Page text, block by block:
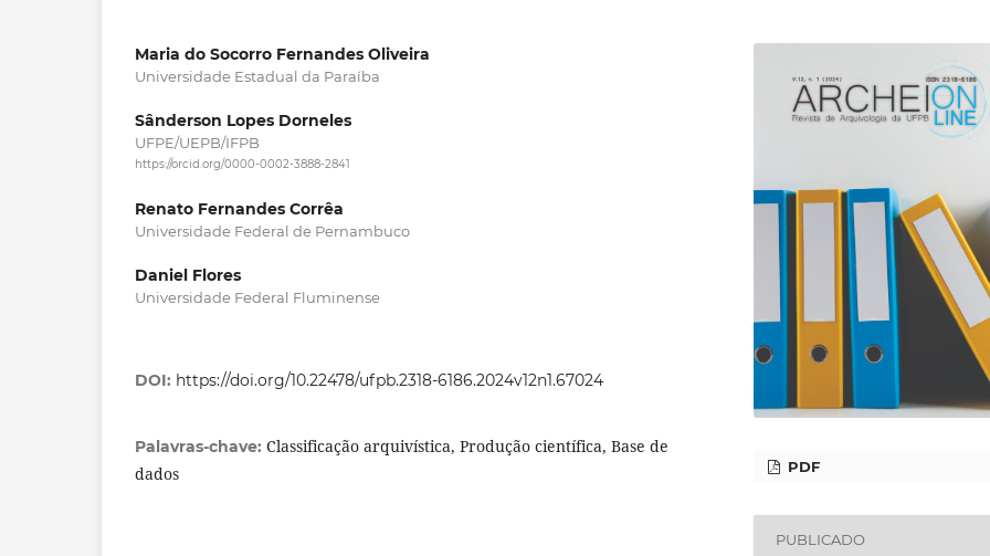
Maria do Socorro Fernandes Oliveira
Universidade Estadual da Paraíba
Sânderson Lopes Dorneles
UFPE/UEPB/IFPB
https://orcid.org/0000-0002-3888-2841
Renato Fernandes Corrêa
Universidade Federal de Pernambuco
Daniel Flores
Universidade Federal Fluminense
DOI: https://doi.org/10.22478/ufpb.2318-6186.2024v12n1.67024
Palavras-chave: Classificação arquivística, Produção científica, Base de
dados
PDF
PUBLICADO